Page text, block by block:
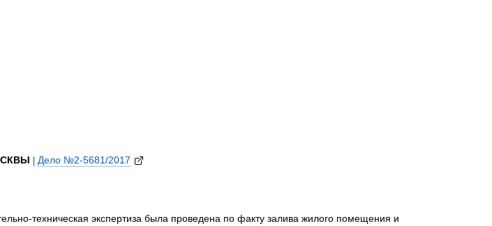
| Дело №2-5681/2017
техническая экспертиза была проведена по факту залива жилого помещения и